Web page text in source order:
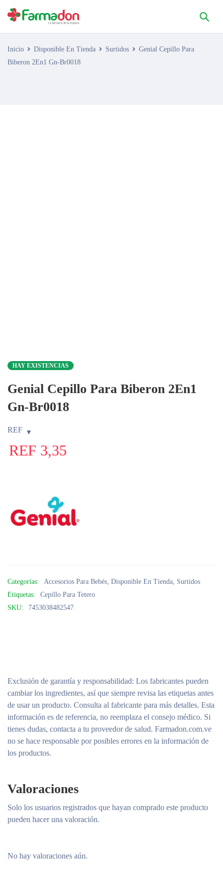
Inicio Disponible En Tienda Surtidos
Genial Cepillo Para
Biberon 2En1 Gn-Br0018
HAY EXISTENCIAS
Genial Cepillo Para Biberon 2En1
Gn-Br0018
REF
REF 3,35
Categorías: Accesorios Para Bebés, Disponible En Tienda, Surtidos
Etiquetas:
Cepillo Para Tetero
SKU:
7453038482547
Exclusión de garantía y responsabilidad: Los fabricantes pueden
cambiar los ingredientes, así que siempre revisa las etiquetas antes
de usar un producto. Consulta al fabricante para más detalles. Esta
información es de referencia, no reemplaza el consejo médico. Si
tienes dudas, contacta a tu proveedor de salud. Farmadon.com.ve
no se hace responsable por posibles errores en la información de
los productos.
Valoraciones
No hay valoraciones aún.
Solo los usuarios registrados que hayan comprado este producto
pueden hacer una valoración.